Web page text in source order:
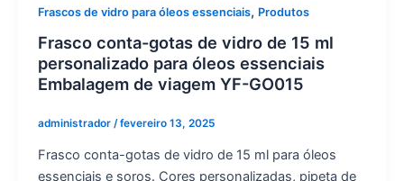
Frascos de vidro para óleos essenciais, Produtos
Frasco conta-gotas de vidro de 15 ml
personalizado para óleos essenciais
Embalagem de viagem YF-GO015
administrador /fevereiro 13, 2025
Frasco conta-gotas de vidro de 15 ml para óleos
essenciais e soros. Cores personalizadas, pipeta de